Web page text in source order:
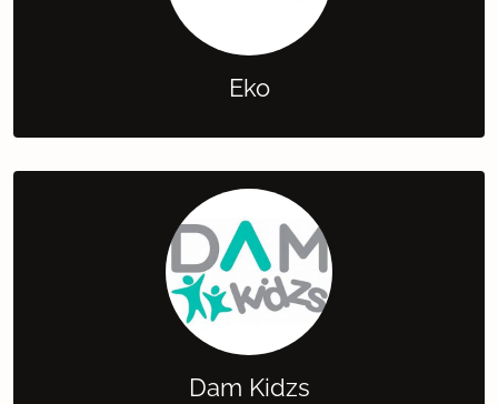
Eko
Dam Kidzs